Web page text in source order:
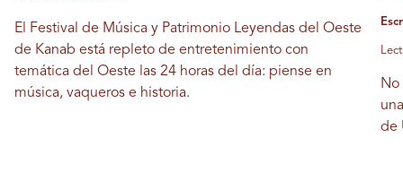
El Festival de Música y Patrimonio Leyendas del Oeste
de Kanab está repleto de entretenimiento con
temática del Oeste las 24 horas del día: piense en
música, vaqueros e historia.
No
de